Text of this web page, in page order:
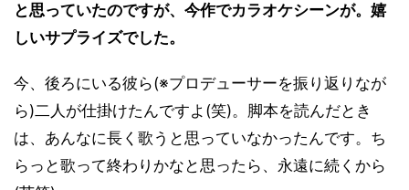
と思っていたのですが、今作でカラオケシーンが。嬉
しいサプライズでした。
今、後ろにいる彼ら(※プロデューサーを振り返りなが
ら)二人が仕掛けたんですよ(笑)。脚本を読んだとき
は、あんなに長く歌うと思っていなかったんです。ち
らっと歌って終わりかなと思ったら、永遠に続くから